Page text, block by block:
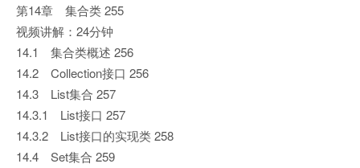
第14章 集合类 255
视频讲解：24分钟
14.1 集合类概述 256
14.2 Collection接口 256
14.3 List集合 257
14.3.1 List接口 257
14.3.2 List接口的实现类 258
14.4 Set集合 259